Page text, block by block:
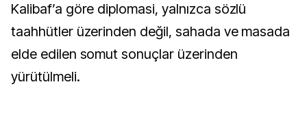
Kalibaf’a göre diplomasi, yalnızca sözlü
taahhütler üzerinden değil, sahada ve masada
elde edilen somut sonuçlar üzerinden
yürütülmeli.